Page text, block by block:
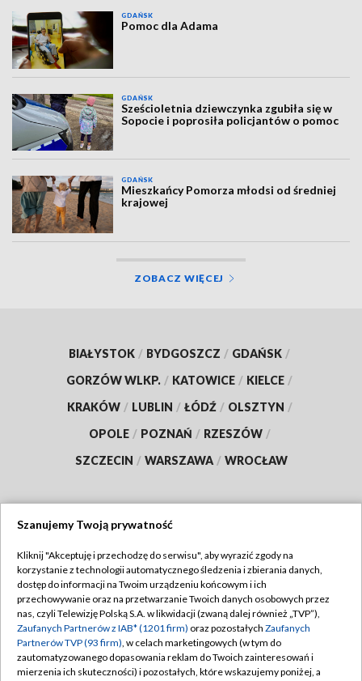
GDAŃSK
Pomoc dla Adama
GDAŃSK
Sześcioletnia dziewczynka zgubiła się w
Sopocie i poprosiła policjantów o pomoc
GDAŃSK
Mieszkańcy Pomorza młodsi od średniej
krajowej
ZOBACZ WIĘCEJ
BIAŁYSTOK / BYDGOSZCZ / GDAŃSK /
GORZÓW WLKP. / KATOWICE / KIELCE /
KRAKÓW / LUBLIN / ŁÓDŹ / OLSZTYN /
OPOLE / POZNAŃ / RZESZÓW /
SZCZECIN / WARSZAWA / WROCŁAW
TVP
Abonament TVP
Emisja w TVP
Centrum informacji TVP
Naziemna Telewizja Cyfrowa
Regulamin TVP
Polityka prywatności
Moje zgody
Szanujemy Twoją prywatność
Kliknij "Akceptuję i przechodzę do serwisu", aby wyrazić zgody na
korzystanie z technologii automatycznego śledzenia i zbierania danych,
dostęp do informacji na Twoim urządzeniu końcowym i ich
przechowywanie oraz na przetwarzanie Twoich danych osobowych przez
nas, czyli Telewizję Polską S.A. w likwidacji (zwaną dalej również „TVP”),
Zaufanych Partnerów z IAB* (1201 firm) oraz pozostałych Zaufanych
Partnerów TVP (93 firm), w celach marketingowych (w tym do
zautomatyzowanego dopasowania reklam do Twoich zainteresowań i
mierzenia ich skuteczności) i pozostałych, które wskazujemy poniżej, a